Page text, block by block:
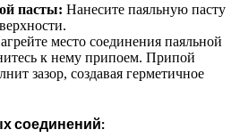
пасты: Нанесите паяльную пасту
место соединения паяльной
к нему припоем. Припой
зазор, создавая герметичное
соединений: